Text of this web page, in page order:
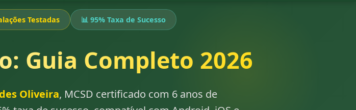
Testadas 📊 95% Taxa de Sucesso
Guia Completo 2026
Oliveira, MCSD certificado com 6 anos de